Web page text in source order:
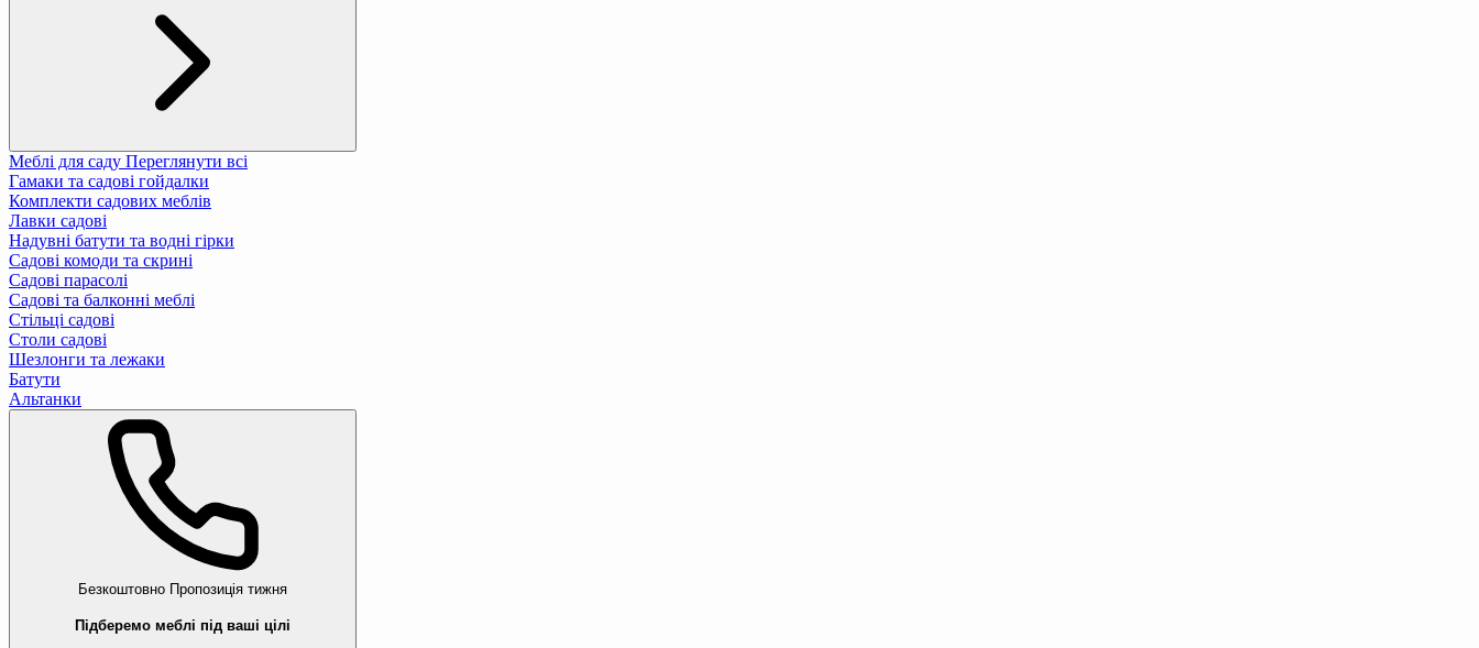
Меблі для саду Переглянути всі
Гамаки та садові гойдалки
Комплекти садових меблів
Лавки садові
Надувні батути та водні гірки
Садові комоди та скрині
Садові парасолі
Садові та балконні меблі
Стільці садові
Столи садові
Шезлонги та лежаки
Батути
Альтанки
Безкоштовно Пропозиція тижня
Підберемо меблі під ваші цілі